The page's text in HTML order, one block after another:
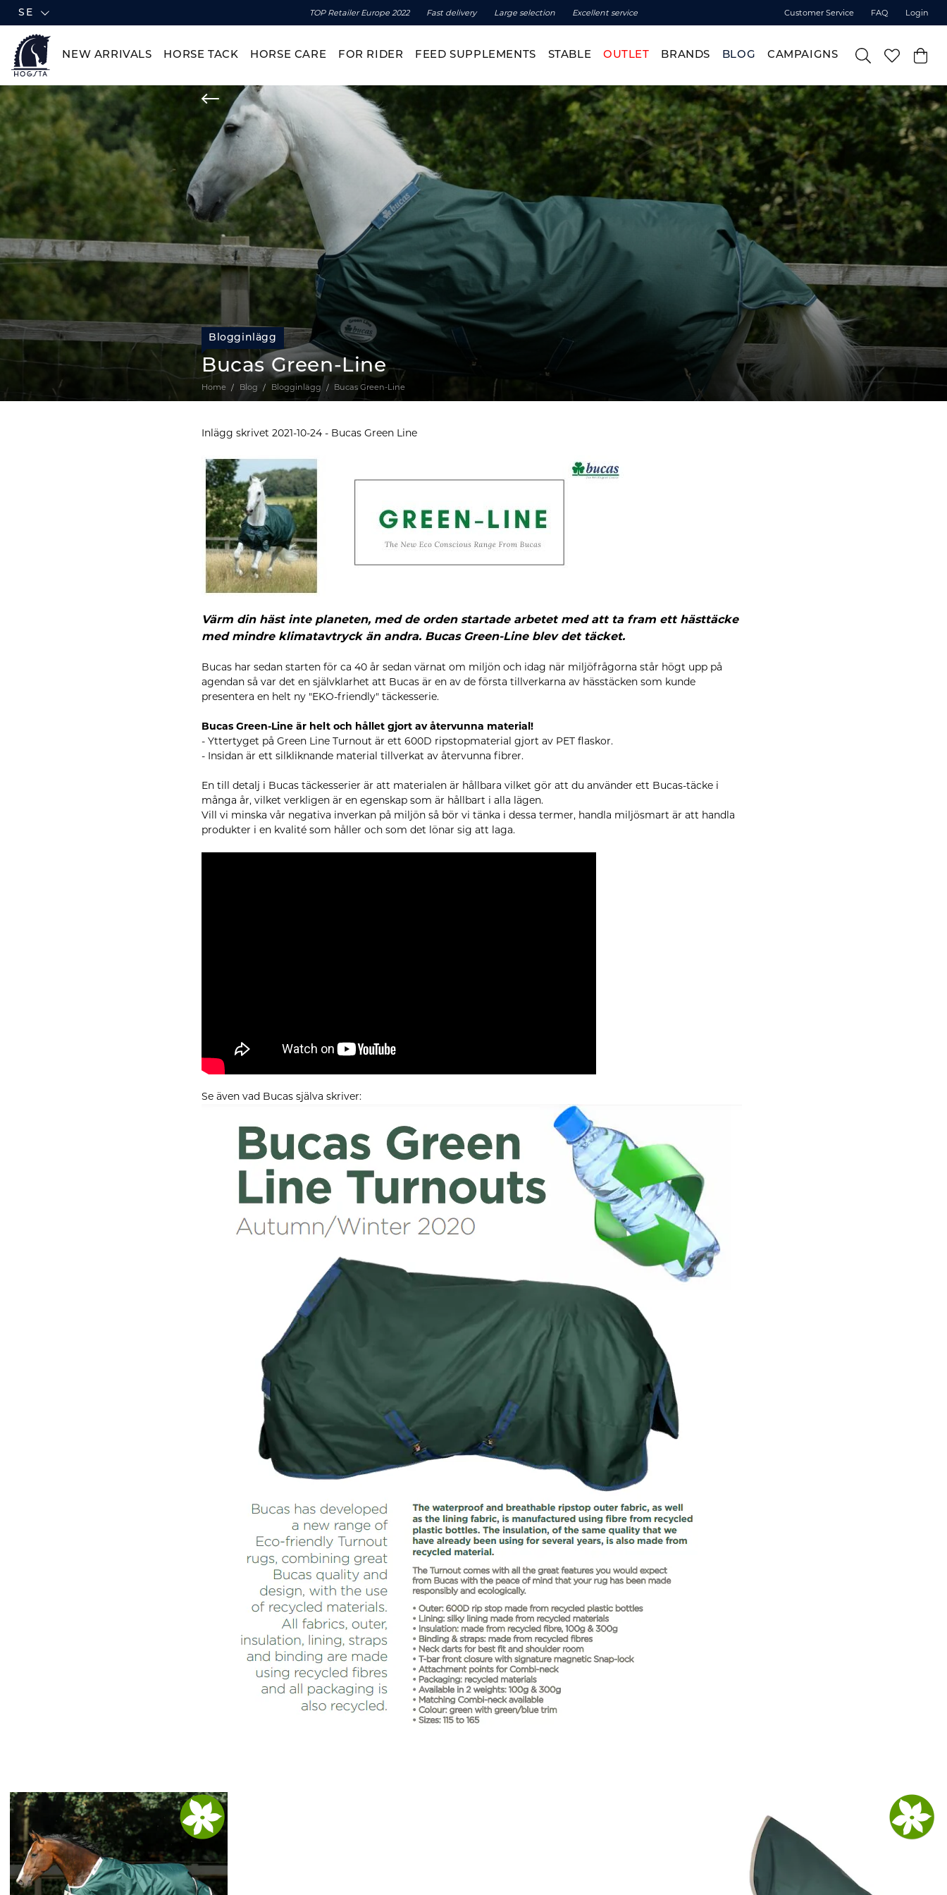
SE TOP Retailer Europe 2022 Fast delivery Large selection Excellent service Customer Service FAQ Login
NEW ARRIVALS HORSE TACK HORSE CARE FOR RIDER FEED SUPPLEMENTS STABLE OUTLET BRANDS BLOG CAMPAIGNS
Blogginlägg
Bucas Green-Line
Home Blog Blogginlägg Bucas Green-Line
Inlägg skrivet 2021-10-24 - Bucas Green Line
Värm din häst inte planeten, med de orden startade arbetet med att ta fram ett hästtäcke
med mindre klimatavtryck än andra. Bucas Green-Line blev det täcket.
Bucas har sedan starten för ca 40 år sedan värnat om miljön och idag när miljöfrågorna står högt upp på
agendan så var det en självklarhet att Bucas är en av de första tillverkarna av hässtäcken som kunde
presentera en helt ny "EKO-friendly" täckesserie.
Bucas Green-Line är helt och hållet gjort av återvunna material!
- Yttertyget på Green Line Turnout är ett 600D ripstopmaterial gjort av PET flaskor.
- Insidan är ett silkliknande material tillverkat av återvunna fibrer.
En till detalj i Bucas täckesserier är att materialen är hållbara vilket gör att du använder ett Bucas-täcke i
många år, vilket verkligen är en egenskap som är hållbart i alla lägen.
Vill vi minska vår negativa inverkan på miljön så bör vi tänka i dessa termer, handla miljösmart är att handla
produkter i en kvalité som håller och som det lönar sig att laga.
Se även vad Bucas själva skriver: